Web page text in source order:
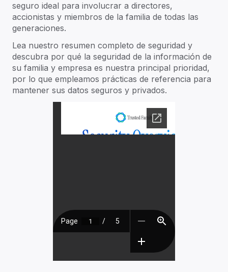
seguro ideal para involucrar a directores,
accionistas y miembros de la familia de todas las
generaciones.
Lea nuestro resumen completo de seguridad y
descubra por qué la seguridad de la información de
su familia y empresa es nuestra principal prioridad,
por lo que empleamos prácticas de referencia para
mantener sus datos seguros y privados.